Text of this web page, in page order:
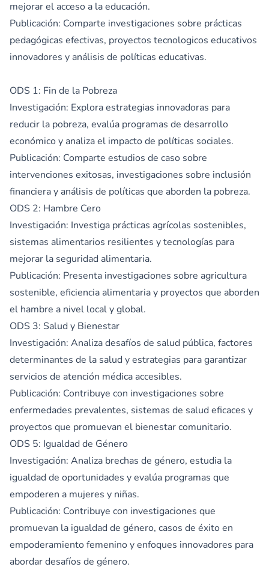
mejorar el acceso a la educación.
Publicación: Comparte investigaciones sobre prácticas
pedagógicas efectivas, proyectos tecnologicos educativos
innovadores y análisis de políticas educativas.
ODS 1: Fin de la Pobreza
Investigación: Explora estrategias innovadoras para
reducir la pobreza, evalúa programas de desarrollo
económico y analiza el impacto de políticas sociales.
Publicación: Comparte estudios de caso sobre
intervenciones exitosas, investigaciones sobre inclusión
financiera y análisis de políticas que aborden la pobreza.
ODS 2: Hambre Cero
Investigación: Investiga prácticas agrícolas sostenibles,
sistemas alimentarios resilientes y tecnologías para
mejorar la seguridad alimentaria.
Publicación: Presenta investigaciones sobre agricultura
sostenible, eficiencia alimentaria y proyectos que aborden
el hambre a nivel local y global.
ODS 3: Salud y Bienestar
Investigación: Analiza desafíos de salud pública, factores
determinantes de la salud y estrategias para garantizar
servicios de atención médica accesibles.
Publicación: Contribuye con investigaciones sobre
enfermedades prevalentes, sistemas de salud eficaces y
proyectos que promuevan el bienestar comunitario.
ODS 5: Igualdad de Género
Investigación: Analiza brechas de género, estudia la
igualdad de oportunidades y evalúa programas que
empoderen a mujeres y niñas.
Publicación: Contribuye con investigaciones que
promuevan la igualdad de género, casos de éxito en
empoderamiento femenino y enfoques innovadores para
abordar desafíos de género.